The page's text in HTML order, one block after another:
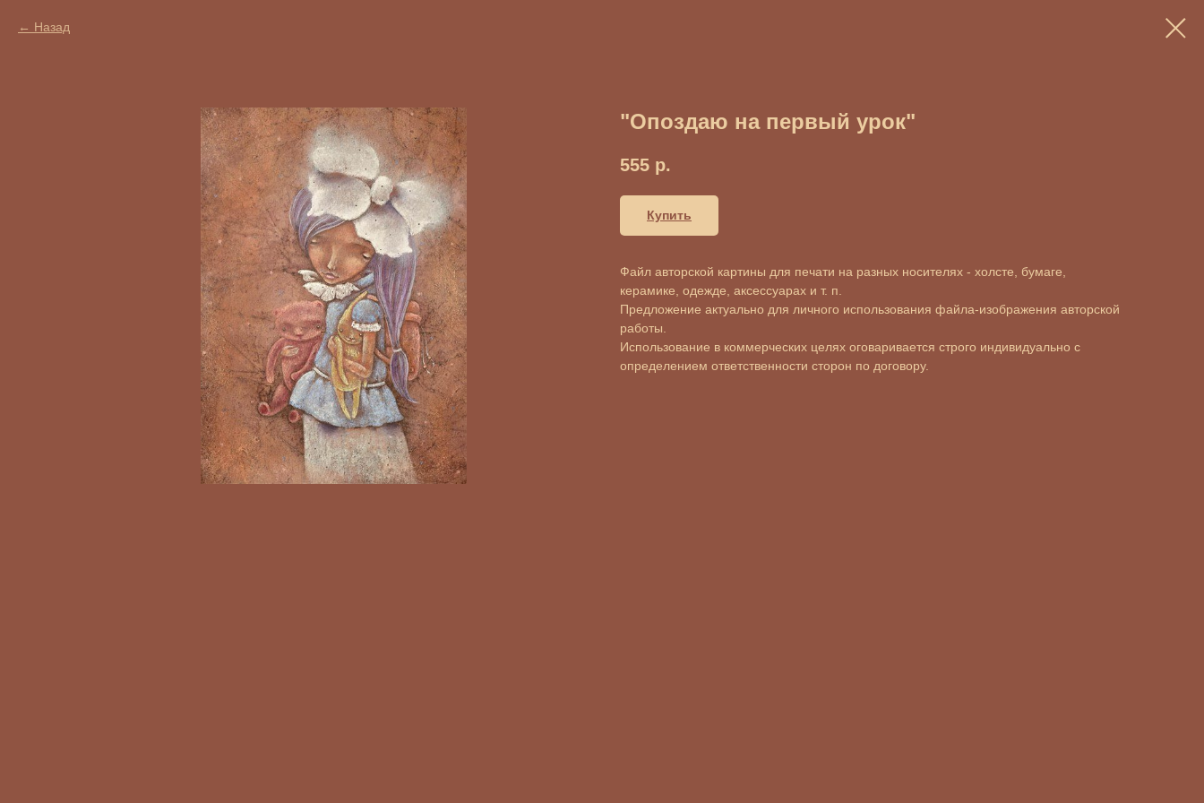
Назад
"Опоздаю на первый урок"
555 р.
Купить
Файл авторской картины для печати на разных носителях - холсте, бумаге,
керамике, одежде, аксессуарах и т. п.
Предложение актуально для личного использования файла-изображения авторской
работы.
Использование в коммерческих целях оговаривается строго индивидуально с
определением ответственности сторон по договору.